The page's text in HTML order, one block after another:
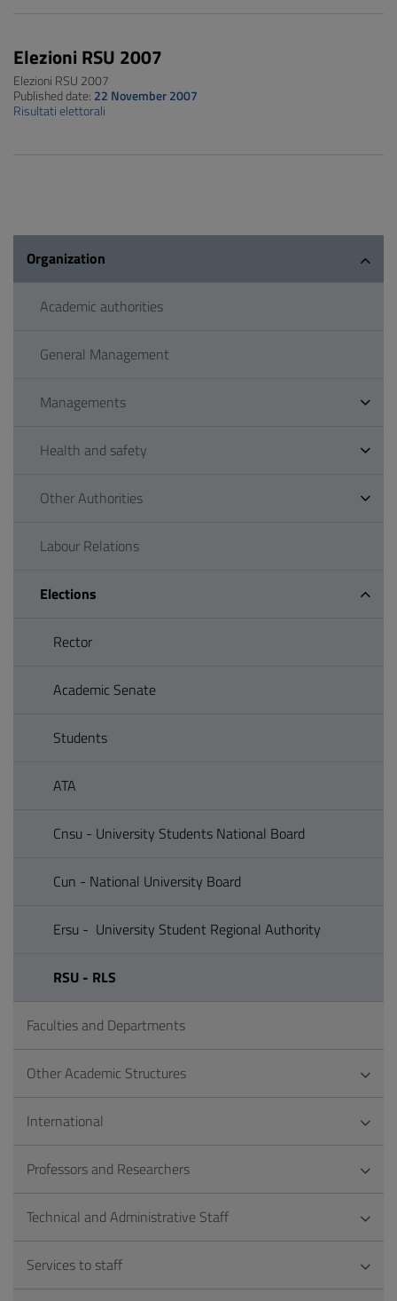
Elezioni RSU 2007
Elezioni RSU 2007
Published date: 22 November 2007
Risultati elettorali
Organization
Academic authorities
General Management
Managements
Health and safety
Other Authorities
Labour Relations
Elections
Rector
Academic Senate
Students
ATA
Cnsu - University Students National Board
Cun - National University Board
Ersu - University Student Regional Authority
RSU - RLS
Faculties and Departments
Other Academic Structures
International
Professors and Researchers
Technical and Administrative Staff
Services to staff